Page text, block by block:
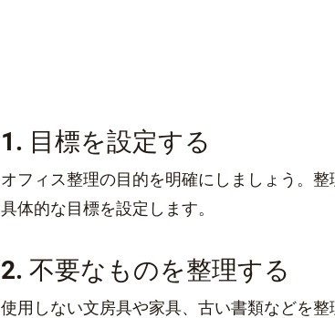
1. 目標を設定する
オフィス整理の目的を明確にしましょう。
具体的な目標を設定します。
2. 不要なものを整理する
使用しない文房具や家具、古い書類などを